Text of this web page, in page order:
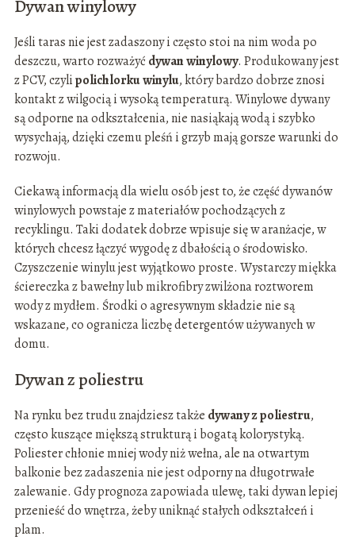
Dywan winylowy
Jeśli taras nie jest zadaszony i często stoi na nim woda po
deszczu, warto rozważyć dywan winylowy. Produkowany jest
z PCV, czylipolichlorku winylu, który bardzo dobrze znosi
kontakt z wilgocią i wysoką temperaturą. Winylowe dywany
są odporne na odkształcenia, nie nasiąkają wodą i szybko
wysychają, dzięki czemu pleśń i grzyb mają gorsze warunki do
rozwoju.
Ciekawą informacją dla wielu osób jest to, że część dywanów
winylowych powstaje z materiałów pochodzących z
recyklingu. Taki dodatek dobrze wpisuje się w aranżacje, w
których chcesz łączyć wygodę z dbałością o środowisko.
Czyszczenie winylu jest wyjątkowo proste. Wystarczy miękka
ściereczka z bawełny lub mikrofibry zwilżona roztworem
wody z mydłem. Środki o agresywnym składzie nie są
wskazane, co ogranicza liczbę detergentów używanych w
domu.
Dywan z poliestru
Na rynku bez trudu znajdziesz także dywany z poliestru,
często kuszące miększą strukturą i bogatą kolorystyką.
Poliester chłonie mniej wody niż wełna, ale na otwartym
balkonie bez zadaszenia nie jest odporny na długotrwałe
zalewanie. Gdy prognoza zapowiada ulewę, taki dywan lepiej
przenieść do wnętrza, żeby uniknąć stałych odkształceń i
plam.